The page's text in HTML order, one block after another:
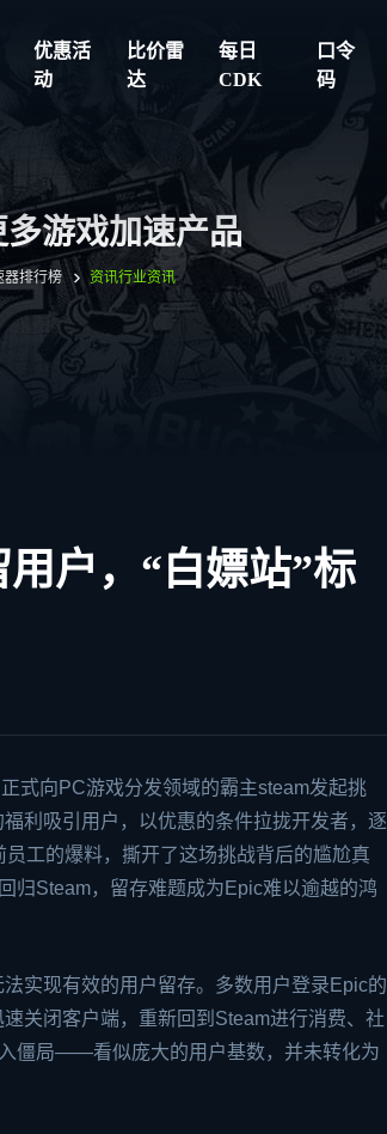
优惠活
动
比价雷
达
每日
CDK
口令
码
游戏加速产品
器排行榜 资讯行业资讯
户，“白嫖站”标
式向PC游戏分发领域的霸主steam发起挑
利吸引用户，以优惠的条件拉拢开发者，逐
工的爆料，撕开了这场挑战背后的尴尬真
归Steam，留存难题成为Epic难以逾越的鸿
实现有效的用户留存。多数用户登录Epic的
关闭客户端，重新回到Steam进行消费、社
僵局——看似庞大的用户基数，并未转化为